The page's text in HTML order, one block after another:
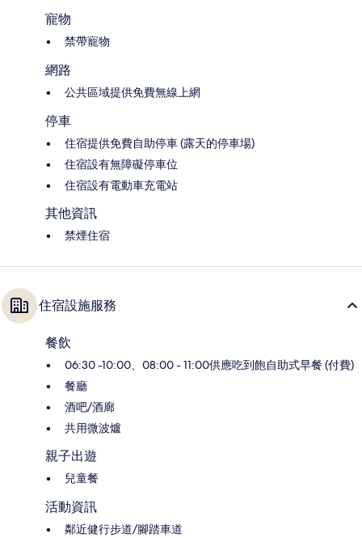
寵物
禁帶寵物
網路
公共區域提供免費無線上網
停車
住宿提供免費自助停車 (露天的停車場)
住宿設有無障礙停車位
住宿設有電動車充電站
其他資訊
禁煙住宿
住宿設施服務
餐飲
06:30 -10:00、08:00 - 11:00供應吃到飽自助式早餐 (付費)
餐廳
酒吧/酒廊
共用微波爐
親子出遊
兒童餐
活動資訊
鄰近健行步道/腳踏車道